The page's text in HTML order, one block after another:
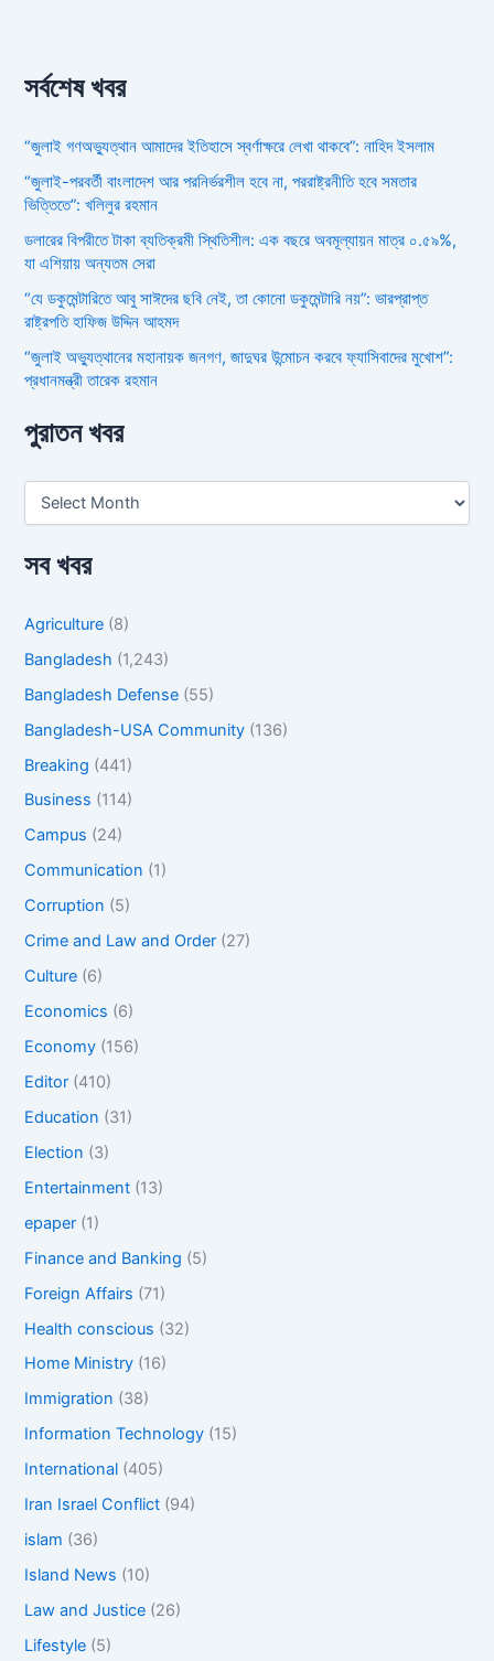
সর্বশেষ খবর
“জুলাই গণঅভ্যুত্থান আমাদের ইতিহাসে স্বর্ণাক্ষরে লেখা থাকবে”: নাহিদ ইসলাম
“জুলাই-পরবর্তী বাংলাদেশ আর পরনির্ভরশীল হবে না, পররাষ্ট্রনীতি হবে সমতার
ভিত্তিতে”: খলিলুর রহমান
ডলারের বিপরীতে টাকা ব্যতিক্রমী স্থিতিশীল: এক বছরে অবমূল্যায়ন মাত্র ০.৫৯%,
যা এশিয়ায় অন্যতম সেরা
“যে ডকুমেন্টারিতে আবু সাঈদের ছবি নেই, তা কোনো ডকুমেন্টারি নয়”: ভারপ্রাপ্ত
রাষ্ট্রপতি হাফিজ উদ্দিন আহমদ
“জুলাই অভ্যুত্থানের মহানায়ক জনগণ, জাদুঘর উন্মোচন করবে ফ্যাসিবাদের মুখোশ”:
প্রধানমন্ত্রী তারেক রহমান
পুরাতন খবর
সব খবর
Agriculture (8)
Bangladesh (1,243)
Bangladesh Defense (55)
Bangladesh-USA Community (136)
Breaking (441)
Business (114)
Campus (24)
Communication (1)
Corruption (5)
Crime and Law and Order (27)
Culture (6)
Economics (6)
Economy (156)
Editor (410)
Education (31)
Election (3)
Entertainment (13)
epaper (1)
Finance and Banking (5)
Foreign Affairs (71)
Health conscious (32)
Home Ministry (16)
Immigration (38)
Information Technology (15)
International (405)
Iran Israel Conflict (94)
islam (36)
Island News (10)
Law and Justice (26)
Lifestyle (5)